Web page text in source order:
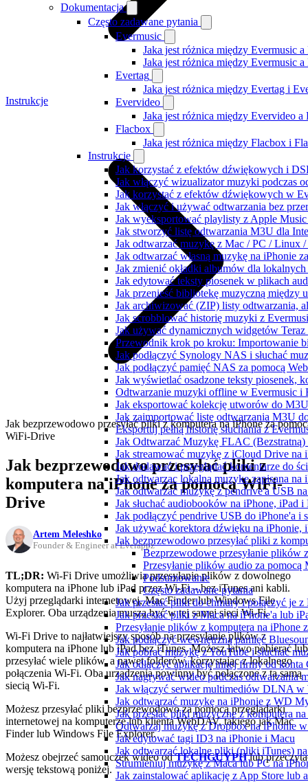
Dokumentacja
Często zadawane pytania
Evermusic
Jaka jest różnica między Evermusic
Jaka jest różnica między Evermusic
Evertag
Jaka jest różnica między Evertag i
Evervideo
Jaka jest różnica między Evervideo a
Flacbox
Jaka jest różnica między Flacbox i
Instrukcje
Jak korzystać z efektów dźwiękowych i
Jak włączyć wizualizator muzyki podczas
Jak korzystać z efektów dźwiękowych w
Jak włączyć i używać odtwarzania bez
Jak wyeksportować playlisty z Apple
Jak stworzyć listę odtwarzania M3U dla
Jak odtwarzać muzykę z Mac / PC /
Jak odtwarzać własną muzykę na iPhonie
Jak zmienić okładki albumów dla
Jak edytować teksty piosenek w plikach
Jak przenieść bibliotekę muzyczną
Jak archiwizować (ZIP) listy odtwarzania,
Jak scrobblować historię muzyki z
Jak używać dynamicznych widgetów
Przewodnik krok po kroku: Importowanie
Jak podłączyć Synology NAS i słuchać
Jak podłączyć pamięć NAS za pomocą
Jak wyświetlać osadzone teksty piosenek,
Odtwarzanie muzyki offline w Evermusic i
Jak eksportować kolekcję utworów do
Jak zaimportować listę odtwarzania M3U
Eksportuj pełną historię słuchania z
Jak Odtwarzać Muzykę FLAC
Jak streamować muzykę z iCloud Drive na
Jak dodawać i przeglądać komentarze do
Jak odtwarzac lokalna muzyke zapisana na
Jak odtwarzać muzykę z pendrive'a USB
Jak słuchać audiobooków na iPhone, iPad
Jak podłączyć pendrive USB do iPhone'a i
Jak używać korektora dźwięku na
Jak bezprzewodowo przesyłać pliki z
Bezprzewodowe przesyłanie plików
Przesyłanie plików audio za
Podsumowanie
Często zadawane pytania
Jak przesłać pliki do chmury i połączyć je
Jak przesłać pliki z Maca na iPhone'a lub
Przesyłanie plików z komputera na iPhone
Jak podłączyć wewnętrzną pamięć
Jak pobrać muzykę z YouTube i słuchać
Jak odłączyć aplikację innej firmy od konta
Jak nagrywać wideo podczas odtwarzania
Jak włączyć serwer multimediów DLNA
Jak odtwarzać muzykę na iPhonie z WD
Jak przesłać pliki muzyczne z komputera
Odtwarzaj muzykę z Dropbox na iPhonie
Jak edytować tagi ID3 na iPhonie i Macu
Jak odtwarzać lokalne pliki (pliki iTunes)
Strumieniuj muzykę z Maca lub PC na
Jak zainstalować aplikację z App Store
Instrukcje
Jak bezprzewodowo przesyłać pliki z komputera na iPhone za
WiFi-Drive
Jak bezprzewodowo przesyłać pliki z
komputera na iPhone za pomocą WiFi-
Drive
Artem Meleshko
Founder & Engineer at Everappz
TL;DR: Wi-Fi Drive umożliwia przesyłanie plików z dowolnego
komputera na iPhone lub iPad przez Wi-Fi – bez iTunes ani kabli.
Użyj przeglądarki internetowej, Mac Finder lub Windows File
Explorer. Oba urządzenia muszą być w tej samej sieci Wi-Fi.
Wi-Fi Drive to najłatwiejszy sposób na przesyłanie plików z
komputera na iPhone lub iPad bez iTunes. Możesz łatwo pobierać lub
przesyłać wiele plików, a nawet folderów, korzystając z lokalnego
połączenia Wi-Fi. Oba urządzenia powinny być połączone z tą samą
siecią Wi-Fi.
Możesz przesyłać pliki bezprzewodowo za pomocą przeglądarki
internetowej na komputerze lub klienta WebDAV, takiego jak Mac
Finder lub Windows File Explorer.
Możesz obejrzeć samouczek wideo odTECHGUYPHlub
wersję tekstową poniżej.